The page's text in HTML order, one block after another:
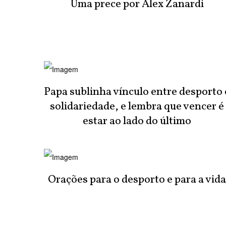
Uma prece por Alex Zanardi
Papa sublinha vínculo entre desporto
solidariedade, e lembra que vencer é
estar ao lado do último
Orações para o desporto e para a vida